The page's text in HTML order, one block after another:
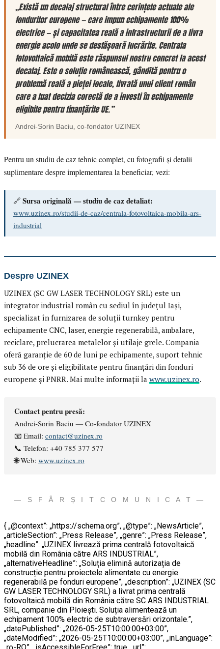
„Există un decalaj structural între cerințele actuale ale
fondurilor europene — care impun echipamente 100%
electrice — și capacitatea reală a infrastructurii de a livra
energie acolo unde se desfășoară lucrările. Centrala
fotovoltaică mobilă este răspunsul nostru concret la acest
decalaj. Este o soluție românească, gândită pentru o
problemă reală a pieței locale, livrată unui client român
care a luat decizia corectă de a investi în echipamente
eligibile pentru finanțările UE.”
Andrei-Sorin Baciu , co-fondator UZINEX
Pentru un studiu de caz tehnic complet, cu fotografii și detalii
suplimentare despre implementarea la beneficiar, vezi:
🔗 Sursa originală — studiu de caz detaliat:
www.uzinex.ro/studii-de-caz/centrala-fotovoltaica-mobila-ars-
industrial
Despre UZINEX
UZINEX (SC GW LASER TECHNOLOGY SRL) este un
integrator industrial român cu sediul în județul Iași,
specializat în furnizarea de soluții turnkey pentru
echipamente CNC, laser, energie regenerabilă, ambalare,
reciclare, prelucrarea metalelor și utilaje grele. Compania
oferă garanție de 60 de luni pe echipamente, suport tehnic
sub 36 de ore și eligibilitate pentru finanțări din fonduri
europene și PNRR. Mai multe informații la www.uzinex.ro.
Contact pentru presă:
Andrei-Sorin Baciu — Co-fondator UZINEX
📧 Email: contact@uzinex.ro
📞 Telefon: +40 785 377 577
🌐 Web: www.uzinex.ro
— S F Â R Ș I T C O M U N I C A T —
{ „@context”: „https://schema.org”, „@type”: „NewsArticle”,
„articleSection”: „Press Release”, „genre”: „Press Release”,
„headline”: „UZINEX livrează prima centrală fotovoltaică
mobilă din România către ARS INDUSTRIAL”,
„alternativeHeadline”: „Soluția elimină autorizația de
construcție pentru proiectele alimentate cu energie
regenerabilă pe fonduri europene”, „description”: „UZINEX (SC
GW LASER TECHNOLOGY SRL) a livrat prima centrală
fotovoltaică mobilă din România către SC ARS INDUSTRIAL
SRL, companie din Ploiești. Soluția alimentează un
echipament 100% electric de subtraversări orizontale.”,
„datePublished”: „2026-05-25T10:00:00+03:00”,
„dateModified”: „2026-05-25T10:00:00+03:00”, „inLanguage”: